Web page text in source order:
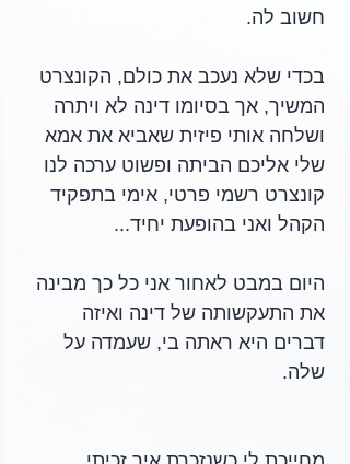
חשוב לה.
בכדי שלא נעכב את כולם, הקונצרט
המשיך, אך בסיומו דינה לא ויתרה
ושלחה אותי פיזית שאביא את אמא
שלי אליכם הביתה ופשוט ערכה לנו
קונצרט רשמי פרטי, אימי בתפקיד
הקהל ואני בהופעת יחיד...
היום במבט לאחור אני כל כך מבינה
את התעקשותה של דינה ואיזה
דברים היא ראתה בי, שעמדה על
שלה.